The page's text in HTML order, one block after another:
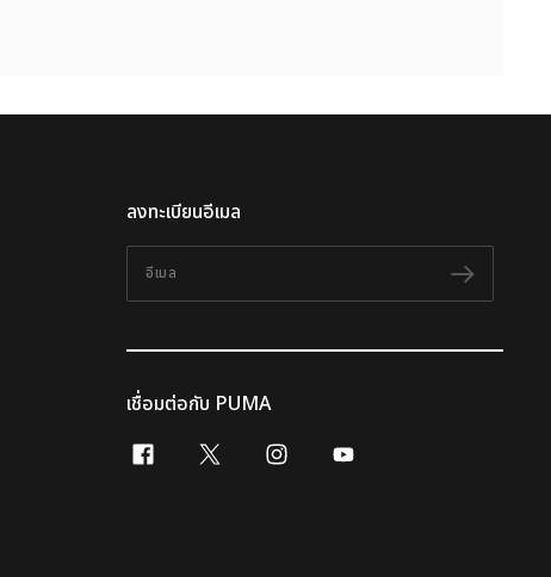
ลงทะเบียนอีเมล
อีเมล
ติดตาม
เชื่อมต่อกับ PUMA
facebook
x-twitterinstagram
youtube